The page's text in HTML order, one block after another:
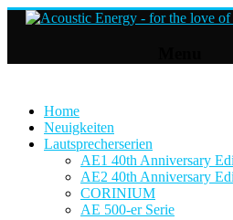
Home
Neuigkeiten
Lautsprecherserien
AE1 40th Anniversary
AE2 40th Anniversary
CORINIUM
AE 500-er Serie
Lautsprecher